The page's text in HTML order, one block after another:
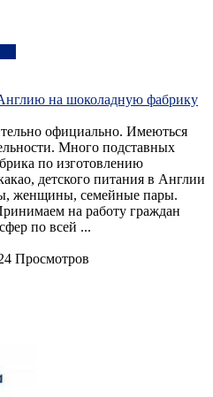
на шоколадную фабрику
официально. Имеються
Много подставных
по изготовлению
детского питания в Англии
женщины, семейные пары.
на работу граждан
по всей ...
Просмотров